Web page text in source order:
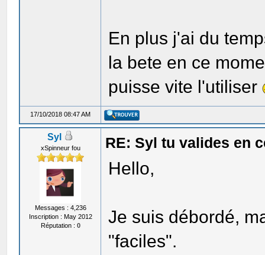
En plus j'ai du
la bete en ce
puisse vite l'utiliser
17/10/2018 08:47 AM
Syl
xSpinneur fou
Messages : 4,236
Inscription : May 2012
Réputation : 0
RE: Syl tu valides en
Hello,
Je suis débordé,
"faciles".